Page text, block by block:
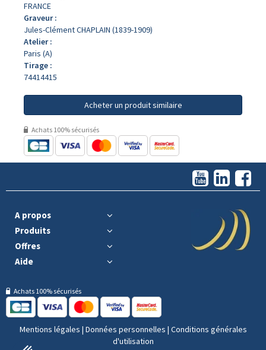
FRANCE
Graveur :
Jules-Clément CHAPLAIN (1839-1909)
Atelier :
Paris (A)
Tirage :
74414415
Acheter un produit similaire
Achats 100% sécurisés
A propos
Produits
Offres
Aide
Achats 100% sécurisés
Mentions légales | Données personnelles | Conditions générales
d'utilisation